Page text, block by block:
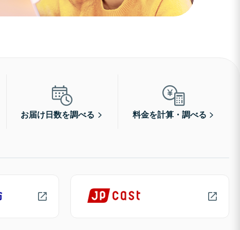
お届け日数を調べる 料金を計算・調べる